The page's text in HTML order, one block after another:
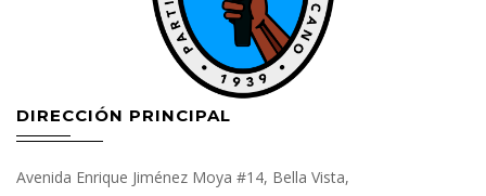
DIRECCIÓN PRINCIPAL
Avenida Enrique Jiménez Moya #14, Bella Vista,